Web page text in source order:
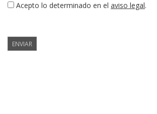
Acepto lo determinado en el aviso legal.
ENVIAR